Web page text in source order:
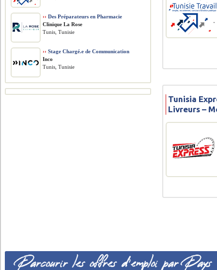
Tunisia
Livreurs –
›› Des Préparateurs en Pharmacie
Clinique La Rose
Tunis, Tunisie
›› Stage Chargé.e de Communication
Inco
Tunis, Tunisie